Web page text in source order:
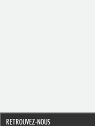
RETROUVEZ-NOUS